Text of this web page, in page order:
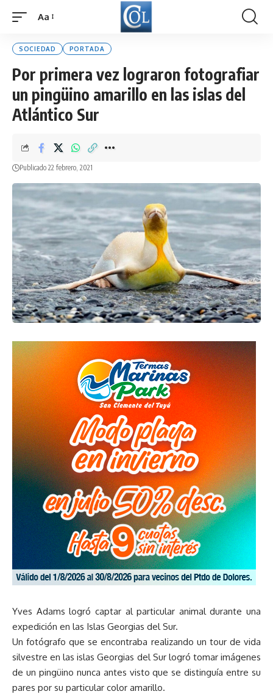
Font
Aa
SOCIEDAD PORTADA
Por primera vez lograron fotografiar
un pingüino amarillo en las islas del
Atlántico Sur
Publicado 22 febrero, 2021
Yves Adams logró captar al particular animal durante una
expedición en las Islas Georgias del Sur.
Un fotógrafo que se encontraba realizando un tour de vida
silvestre en las islas Georgias del Sur logró tomar imágenes
de un pingüino nunca antes visto que se distinguía entre su
pares por su particular color amarillo.